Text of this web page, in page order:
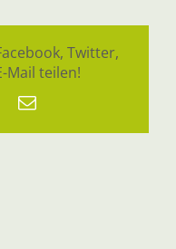
Twitter,
Mail teilen!
Pinterest
E-